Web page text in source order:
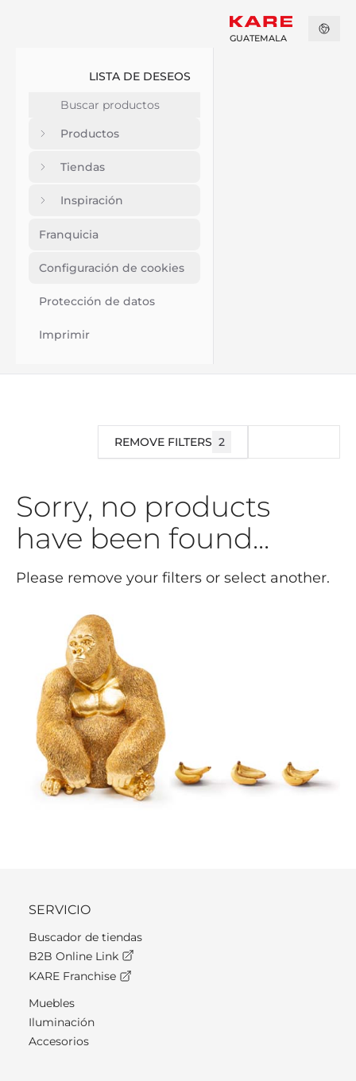
LISTA DE DESEOS
Productos
Tiendas
Inspiración
Franquicia
Configuración de cookies
Protección de datos
Imprimir
GUATEMALA
REMOVE FILTERS 2
Sorry, no products
have been found...
Please remove your filters or select another.
SERVICIO
Buscador de tiendas
B2B Online Link
KARE Franchise
Muebles
Iluminación
Accesorios